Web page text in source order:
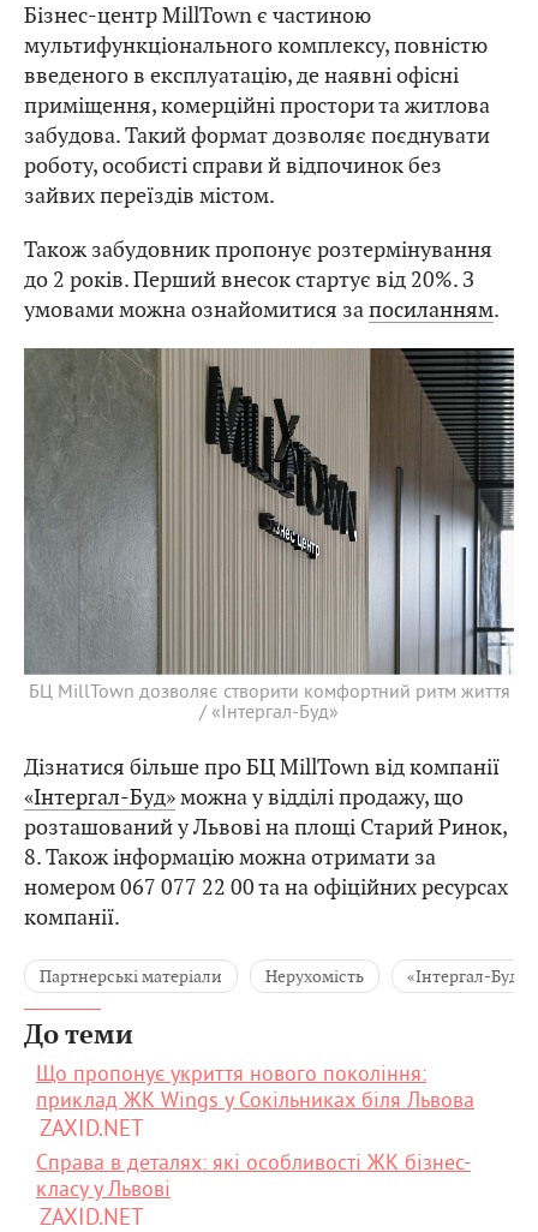
Бізнес-центр MillTown є частиною
мультифункціонального комплексу, повністю
введеного в експлуатацію, де наявні офісні
приміщення, комерційні простори та житлова
забудова. Такий формат дозволяє поєднувати
роботу, особисті справи й відпочинок без
зайвих переїздів містом.
Також забудовник пропонує розтермінування
до 2 років. Перший внесок стартує від 20%. З
умовами можна ознайомитися запосиланням.
БЦ MillTown дозволяє створити комфортний ритм життя
/ «Інтергал-Буд»
Дізнатися більше про БЦ MillTown від компанії
«Інтергал-Буд»можна у відділі продажу, що
розташований у Львові на площі Старий Ринок,
8. Також інформацію можна отримати за
номером 067 077 22 00 та на офіційних ресурсах
компанії.
Партнерські матеріали Нерухомість «Інтергал-Буд»
До теми
Що пропонує укриття нового покоління:
приклад ЖК Wings у Сокільниках біля Львова
ZAXID.NET
Справа в деталях: які особливості ЖК бізнес-
класу у Львові
ZAXID.NET